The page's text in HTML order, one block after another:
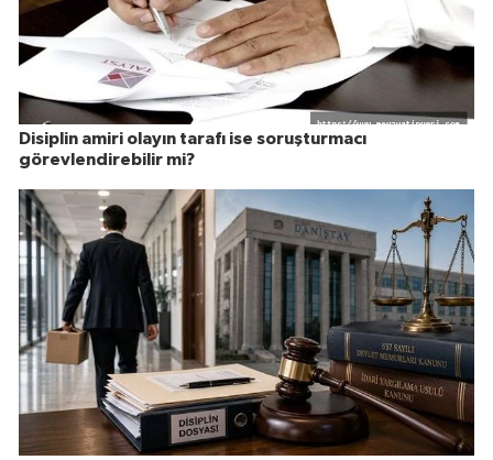
Disiplin amiri olayın tarafı ise soruşturmacı
görevlendirebilir mi?